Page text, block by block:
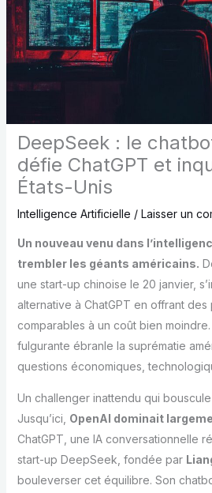
DeepSeek : le
défie ChatGPT et
États-Unis
Intelligence Artificielle / Laisser un
Un nouveau venu dans
trembler les géants américains.
une start-up chinoise le 20 janvier,
alternative à ChatGPT en offrant des
comparables à un coût bien
fulgurante ébranle la suprématie
questions économiques,
Un challenger inattendu qui
Jusqu’ici, OpenAI dominait
ChatGPT, une IA conversationnelle
start-up DeepSeek, fondée par
bouleverser cet équilibre. Son